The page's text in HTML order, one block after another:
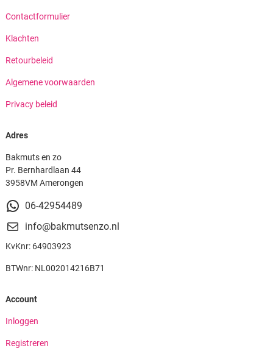
Contactformulier
Klachten
Retourbeleid
Algemene voorwaarden
Privacy beleid
Adres
Bakmuts en zo
Pr. Bernhardlaan 44
3958VM Amerongen
06-42954489
info@bakmutsenzo.nl
KvKnr: 64903923
BTWnr: NL002014216B71
Account
Inloggen
Registreren